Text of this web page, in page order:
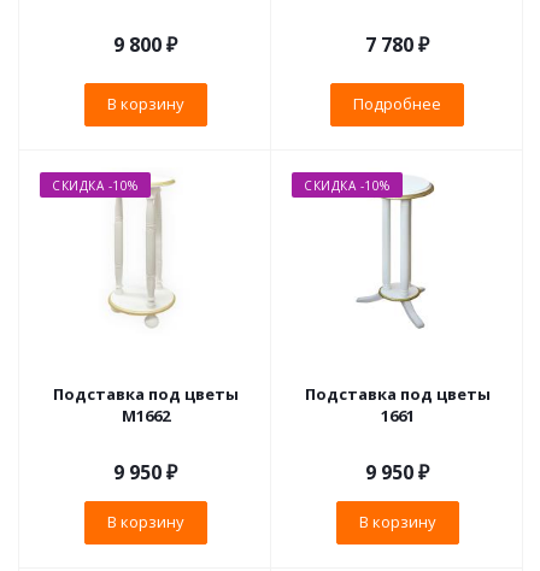
9 800₽
В корзину
7 780 ₽
Подробнее
СКИДКА -10%
Подставка под цветы
M1662
9 950₽
В корзину
СКИДКА -10%
Подставка под цветы
1661
9 950₽
В корзину